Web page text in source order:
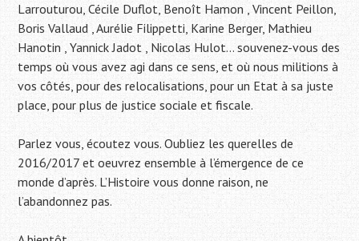
Larrouturou, Cécile Duflot, Benoît Hamon , Vincent Peillon,
Boris Vallaud , Aurélie Filippetti, Karine Berger, Mathieu
Hanotin , Yannick Jadot , Nicolas Hulot… souvenez-vous des
temps où vous avez agi dans ce sens, et où nous militions à
vos côtés, pour des relocalisations, pour un Etat à sa juste
place, pour plus de justice sociale et fiscale.
Parlez vous, écoutez vous. Oubliez les querelles de
2016/2017 et oeuvrez ensemble à l’émergence de ce
monde d’après. L’Histoire vous donne raison, ne
l’abandonnez pas.